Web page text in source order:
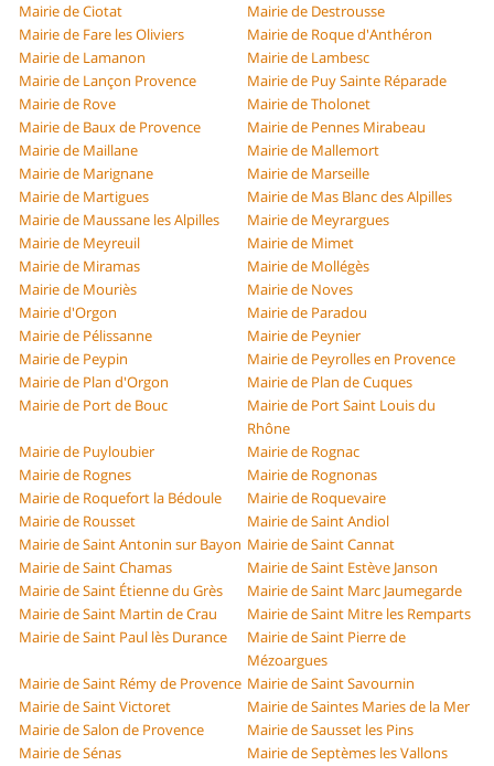
Mairie de Ciotat
Mairie de Destrousse
Mairie de Fare les Oliviers
Mairie de Roque d'Anthéron
Mairie de Lamanon
Mairie de Lambesc
Mairie de Lançon Provence
Mairie de Puy Sainte Réparade
Mairie de Rove
Mairie de Tholonet
Mairie de Baux de Provence
Mairie de Pennes Mirabeau
Mairie de Maillane
Mairie de Mallemort
Mairie de Marignane
Mairie de Marseille
Mairie de Martigues
Mairie de Mas Blanc des Alpilles
Mairie de Maussane les Alpilles
Mairie de Meyrargues
Mairie de Meyreuil
Mairie de Mimet
Mairie de Miramas
Mairie de Mollégès
Mairie de Mouriès
Mairie de Noves
Mairie d'Orgon
Mairie de Paradou
Mairie de Pélissanne
Mairie de Peynier
Mairie de Peypin
Mairie de Peyrolles en Provence
Mairie de Plan d'Orgon
Mairie de Plan de Cuques
Mairie de Port de Bouc
Mairie de Port Saint Louis du
Rhône
Mairie de Puyloubier
Mairie de Rognac
Mairie de Rognes
Mairie de Rognonas
Mairie de Roquefort la Bédoule
Mairie de Roquevaire
Mairie de Rousset
Mairie de Saint Andiol
Mairie de Saint Antonin sur Bayon Mairie de Saint Cannat
Mairie de Saint Chamas
Mairie de Saint Estève Janson
Mairie de Saint Étienne du Grès
Mairie de Saint Marc Jaumegarde
Mairie de Saint Martin de Crau
Mairie de Saint Mitre les Remparts
Mairie de Saint Paul lès Durance
Mairie de Saint Pierre de
Mézoargues
Mairie de Saint Rémy de Provence Mairie de Saint Savournin
Mairie de Saint Victoret
Mairie de Saintes Maries de la Mer
Mairie de Salon de Provence
Mairie de Sausset les Pins
Mairie de Sénas
Mairie de Septèmes les Vallons